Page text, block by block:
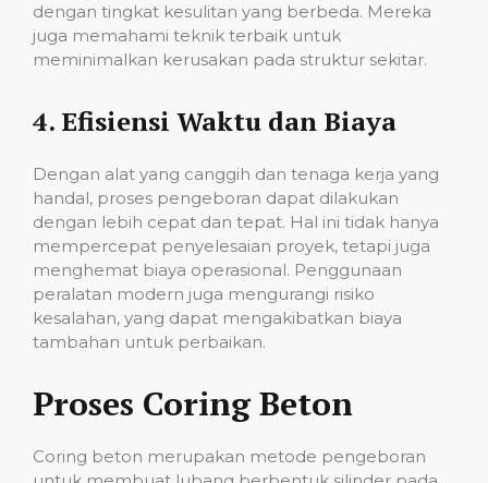
dengan tingkat kesulitan yang berbeda. Mereka
juga memahami teknik terbaik untuk
meminimalkan kerusakan pada struktur sekitar.
4. Efisiensi Waktu dan Biaya
Dengan alat yang canggih dan tenaga kerja yang
handal, proses pengeboran dapat dilakukan
dengan lebih cepat dan tepat. Hal ini tidak hanya
mempercepat penyelesaian proyek, tetapi juga
menghemat biaya operasional. Penggunaan
peralatan modern juga mengurangi risiko
kesalahan, yang dapat mengakibatkan biaya
tambahan untuk perbaikan.
Proses Coring Beton
Coring beton merupakan metode pengeboran